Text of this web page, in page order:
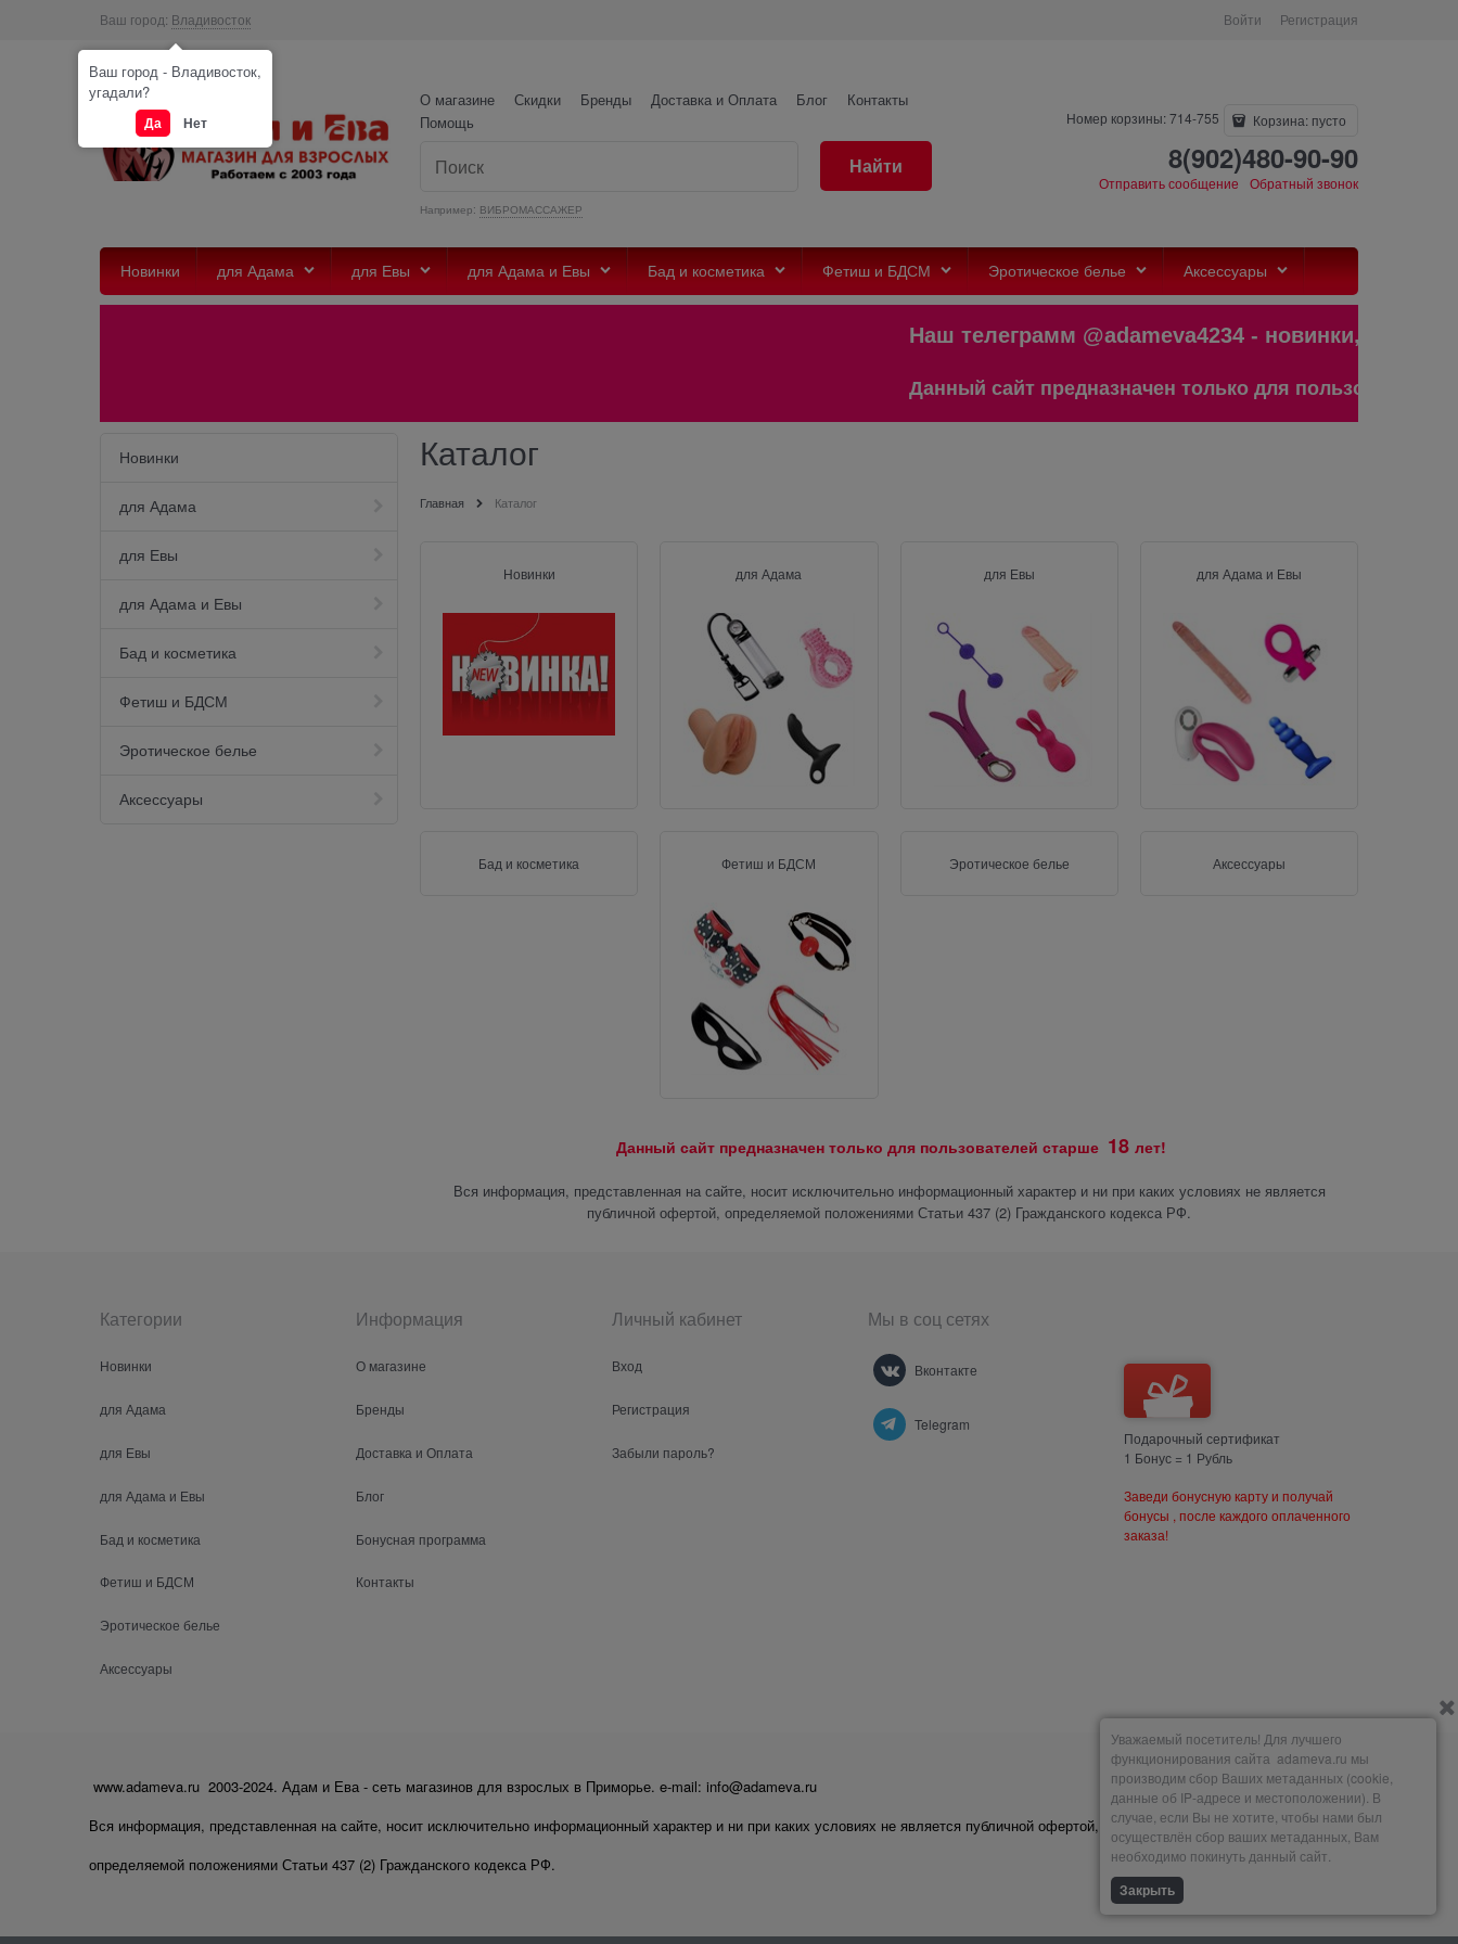
Ваш город: Владивосток Войти Регистрация
О магазине Скидки Бренды Доставка и Оплата Блог
Контакты
Помощь
Например: ВИБРОМАССАЖЕР
Найти
Номер корзины: 714-755 Корзина: пусто
8(902)480-90-90
Отправить сообщение Обратный звонок
Новинки для Адама для Евы для Адама и Евы Бад и косметика Фетиш и БДСМ Эротическое белье Аксессуары
Наш телеграмм @adameva4234 -
Данный сайт предназначен только для пользователей
Новинки
для Адама
для Евы
для Адама и Евы
Бад и косметика
Фетиш и БДСМ
Эротическое белье
Аксессуары
Каталог
Главная Каталог
Новинки для Адама для Евы для Адама и Евы
Бад и косметика Фетиш и БДСМ Эротическое белье Аксессуары
Данный сайт предназначен только для пользователей старше 18 лет!
Вся информация, представленная на сайте, носит исключительно информационный характер и ни при каких условиях не является
публичной офертой, определяемой положениями Статьи 437 (2) Гражданского кодекса РФ.
Категории
Новинки
для Адама
для Евы
для Адама и Евы
Бад и косметика
Фетиш и БДСМ
Эротическое белье
Аксессуары
Информация
О магазине
Бренды
Доставка и Оплата
Блог
Бонусная программа
Контакты
Личный кабинет
Вход
Регистрация
Забыли пароль?
Мы в соц сетях
Вконтакте
Telegram
Подарочный сертификат
1 Бонус = 1 Рубль
Заведи бонусную карту и получай
бонусы , после каждого оплаченного
заказа!
www.adameva.ru 2003-2024. Адам и Ева - сеть магазинов для взрослых в Приморье. e-mail: info@adameva.ru
Вся информация, представленная на сайте, носит исключительно информационный характер и ни при каких условиях не является публичной офертой,
определяемой положениями Статьи 437 (2) Гражданского кодекса РФ.
Мы принимаем
Ваш город - Владивосток,
угадали?
Да Нет
Уважаемый посетитель! Для лучшего
функционирования сайта adameva.ru мы
производим сбор Ваших метаданных (cookie,
данные об IP-адресе и местоположении). В
случае, если Вы не хотите, чтобы нами был
осуществлён сбор ваших метаданных, Вам
необходимо покинуть данный сайт.
Закрыть